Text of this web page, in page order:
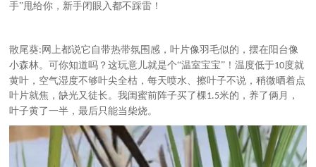
手”甩给你，新手闭眼入都不踩雷！
散尾葵: 网上都说它自带热带氛围感，叶片像羽毛似的，摆在阳台像
小森林。可你知道吗？这玩意儿就是个“温室宝宝”！温度低于10度就
黄叶，空气湿度不够叶尖全枯，每天喷水、擦叶子不说，稍微晒着点
叶片就焦，缺光又徒长。我闺蜜前阵子买了棵1.5米的，养了俩月，
叶子黄了一半，最后只能当柴烧。